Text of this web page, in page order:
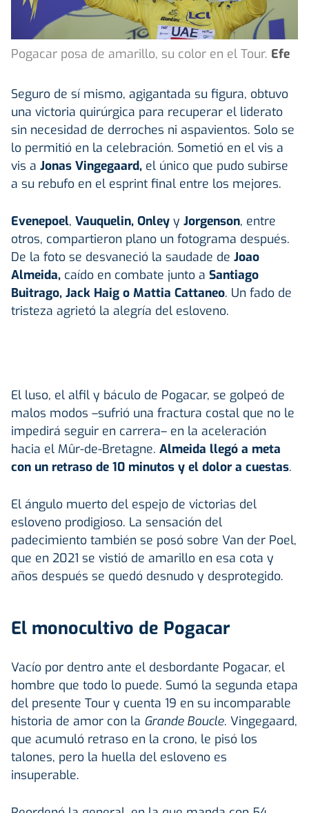
Pogacar posa de amarillo, su color en el Tour. Efe
Seguro de sí mismo, agigantada su figura, obtuvo
una victoria quirúrgica para recuperar el liderato
sin necesidad de derroches ni aspavientos. Solo se
lo permitió en la celebración. Sometió en el vis a
vis a Jonas Vingegaard, el único que pudo subirse
a su rebufo en el esprint final entre los mejores.
Evenepoel, Vauquelin, Onley y Jorgenson, entre
otros, compartieron plano un fotograma después.
De la foto se desvaneció la saudade de Joao
Almeida, caído en combate junto a Santiago
Buitrago, Jack Haig o Mattia Cattaneo. Un fado de
tristeza agrietó la alegría del esloveno.
El luso, el alfil y báculo de Pogacar, se golpeó de
malos modos –sufrió una fractura costal que no le
impedirá seguir en carrera– en la aceleración
hacia el Mûr-de-Bretagne. Almeida llegó a meta
con un retraso de 10 minutos y el dolor a cuestas.
El ángulo muerto del espejo de victorias del
esloveno prodigioso. La sensación del
padecimiento también se posó sobre Van der Poel,
que en 2021 se vistió de amarillo en esa cota y
años después se quedó desnudo y desprotegido.
El monocultivo de Pogacar
Vacío por dentro ante el desbordante Pogacar, el
hombre que todo lo puede. Sumó la segunda etapa
del presente Tour y cuenta 19 en su incomparable
historia de amor con la Grande Boucle. Vingegaard,
que acumuló retraso en la crono, le pisó los
talones, pero la huella del esloveno es
insuperable.